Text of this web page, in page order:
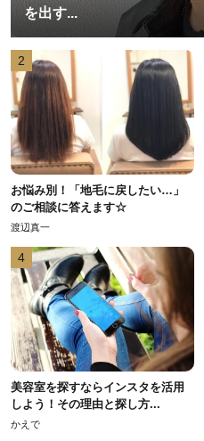
を出す...
2
お悩み別！「地毛に戻したい…」
のご相談に答えます☆
渡辺真一
4
美容室を探すならインスタを活用
しよう！その理由と探し方...
かえで